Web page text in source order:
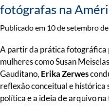
fotógrafas na
Publicado em 10 de setembro
A partir da prática fotográfica
mulheres como Susan
Gauditano, Erika Zerwes
reflexão conceitual e
política e a ideia de arquivo